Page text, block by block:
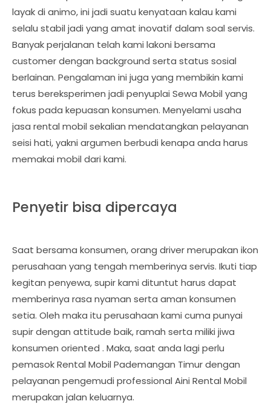
layak di animo, ini jadi suatu kenyataan kalau kami
selalu stabil jadi yang amat inovatif dalam soal servis.
Banyak perjalanan telah kami lakoni bersama
customer dengan background serta status sosial
berlainan. Pengalaman ini juga yang membikin kami
terus bereksperimen jadi penyuplai Sewa Mobil yang
fokus pada kepuasan konsumen. Menyelami usaha
jasa rental mobil sekalian mendatangkan pelayanan
seisi hati, yakni argumen berbudi kenapa anda harus
memakai mobil dari kami.
Penyetir bisa dipercaya
Saat bersama konsumen, orang driver merupakan ikon
perusahaan yang tengah memberinya servis. Ikuti tiap
kegitan penyewa, supir kami dituntut harus dapat
memberinya rasa nyaman serta aman konsumen
setia. Oleh maka itu perusahaan kami cuma punyai
supir dengan attitude baik, ramah serta miliki jiwa
konsumen oriented . Maka, saat anda lagi perlu
pemasok Rental Mobil Pademangan Timur dengan
pelayanan pengemudi professional Aini Rental Mobil
merupakan jalan keluarnya.